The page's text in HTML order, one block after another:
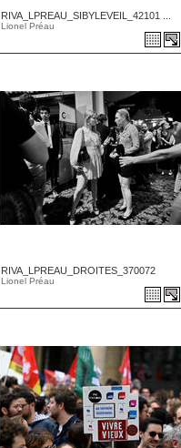
RIVA_LPREAU_SIBYLEVEIL_42101 ...
Lionel Préau
RIVA_LPREAU_DROITES_370072
Lionel Préau